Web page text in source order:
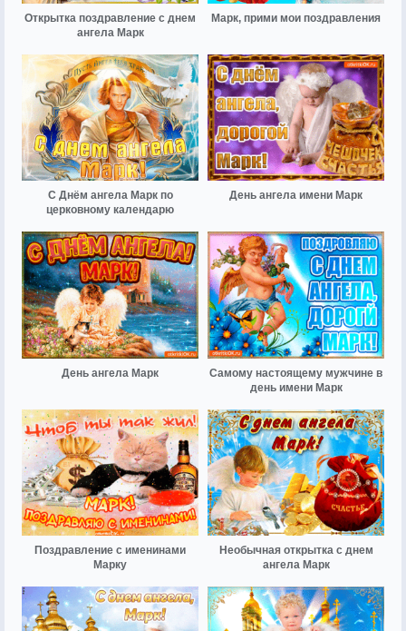
Открытка поздравление с днем
ангела Марк
Марк, прими мои поздравления
С Днём ангела Марк по
церковному календарю
День ангела имени Марк
День ангела Марк
Самому настоящему мужчине в
день имени Марк
Поздравление с именинами
Марку
Необычная открытка с днем
ангела Марк